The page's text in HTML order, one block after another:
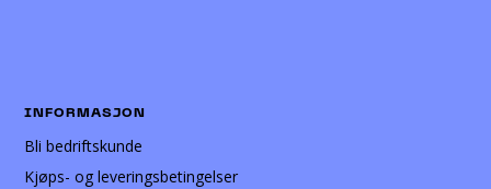
INFORMASJON
Bli bedriftskunde
Kjøps- og leveringsbetingelser